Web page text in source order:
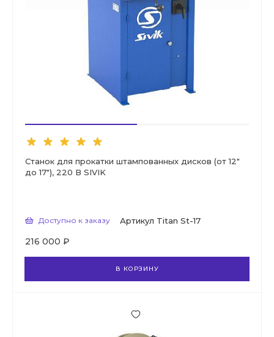
Станок для прокатки штампованных дисков (от 12"
до 17"), 220 В SIVIK
Доступно к заказу Артикул Titan St-17
216 000 ₽
В КОРЗИНУ